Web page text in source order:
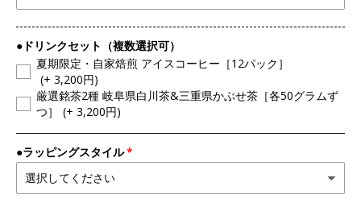
●ドリンクセット（複数選択可）
夏期限定・自家焙煎 アイスコーヒー［12パック］
(+ 3,200円)
厳選銘茶2種 岐阜県白川茶&三重県かぶせ茶［各50グラムず
つ］
(+ 3,200円)
●ラッピングスタイル